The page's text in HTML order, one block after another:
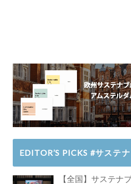
EDITOR’S PICKS #サステ
【全国】サステナ